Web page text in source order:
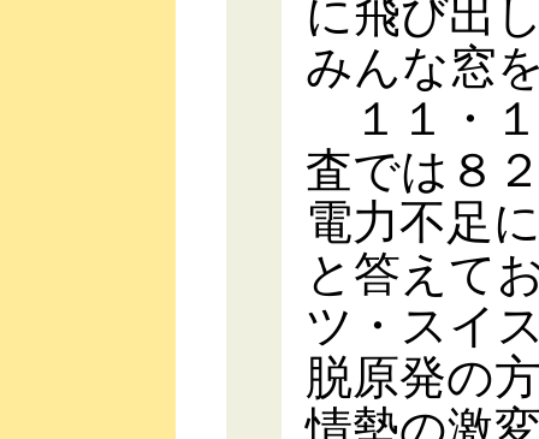
に飛び出
みんな窓
１１・
査では８
電力不足
と答えて
ツ・スイ
脱原発の